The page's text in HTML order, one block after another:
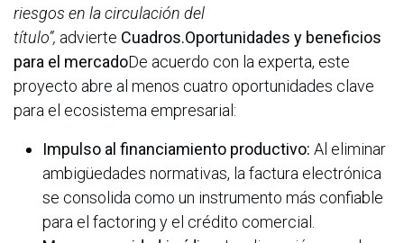
riesgos en la circulación del
título”, advierte Cuadros.Oportunidades y beneficios
para el mercadoDe acuerdo con la experta, este
proyecto abre al menos cuatro oportunidades clave
para el ecosistema empresarial:
Impulso al financiamiento productivo: Al eliminar
ambigüedades normativas, la factura electrónica
se consolida como un instrumento más confiable
para el factoring y el crédito comercial.